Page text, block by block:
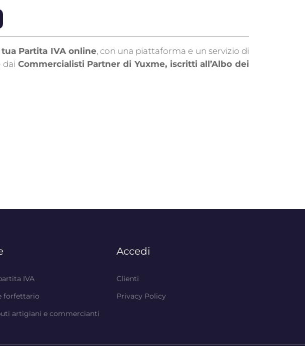
Partita IVA online, con una piattaforma e un servizio di
dai Commercialisti Partner di Yuxme, iscritti all’Albo dei
IVA
forfettario
artigiani e commercianti
Accedi
Clienti
Privacy Policy